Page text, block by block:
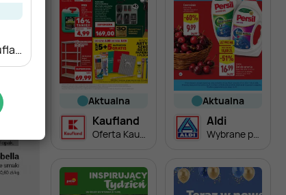
Oferta Kaufland - Non Food
aktualna
Kaufland
aktualna
Aldi